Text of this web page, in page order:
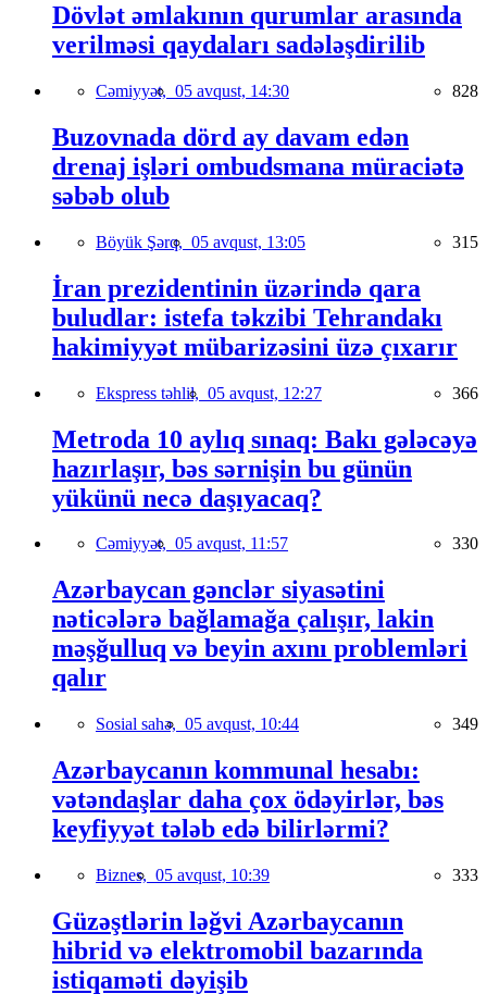
Dövlət əmlakının qurumlar arasında
verilməsi qaydaları sadələşdirilib
Cəmiyyət, 05 avqust, 14:30 828
Buzovnada dörd ay davam edən
drenaj işləri ombudsmana müraciətə
səbəb olub
Böyük Şərq, 05 avqust, 13:05 315
İran prezidentinin üzərində qara
buludlar: istefa təkzibi Tehrandakı
hakimiyyət mübarizəsini üzə çıxarır
Ekspress təhlil, 05 avqust, 12:27 366
Metroda 10 aylıq sınaq: Bakı gələcəyə
hazırlaşır, bəs sərnişin bu günün
yükünü necə daşıyacaq?
Cəmiyyət, 05 avqust, 11:57 330
Azərbaycan gənclər siyasətini
nəticələrə bağlamağa çalışır, lakin
məşğulluq və beyin axını problemləri
qalır
Sosial sahə, 05 avqust, 10:44 349
Azərbaycanın kommunal hesabı:
vətəndaşlar daha çox ödəyirlər, bəs
keyfiyyət tələb edə bilirlərmi?
Biznes, 05 avqust, 10:39 333
Güzəştlərin ləğvi Azərbaycanın
hibrid və elektromobil bazarında
istiqaməti dəyişib